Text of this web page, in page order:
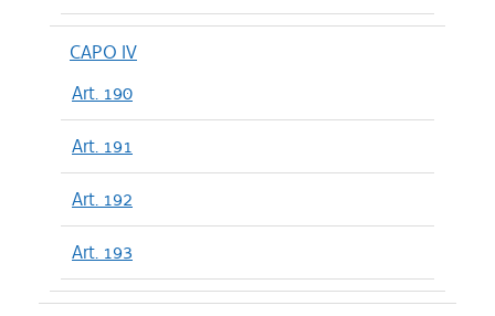
CAPO IV
Art. 190
Art. 191
Art. 192
Art. 193